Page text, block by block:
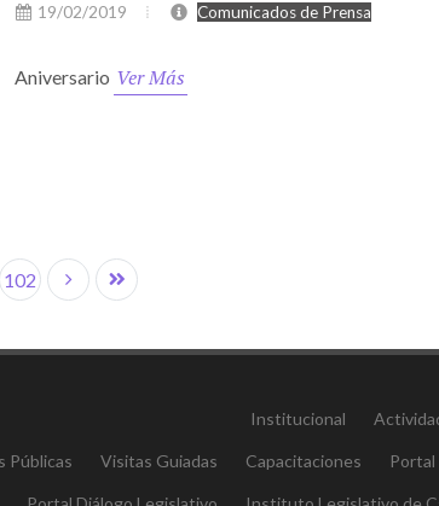
19/02/2019 Comunicados de Prensa
Aniversario Ver Más
102
Institucional
Públicas Visitas Guiadas Capacitaciones